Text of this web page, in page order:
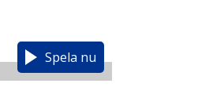
Spela nu